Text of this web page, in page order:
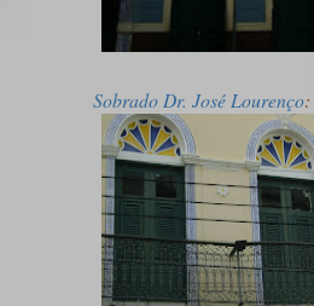
Sobrado Dr. José Lourenço: